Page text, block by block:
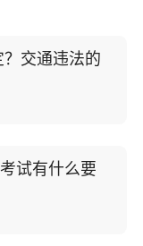
交通违法的
试有什么要